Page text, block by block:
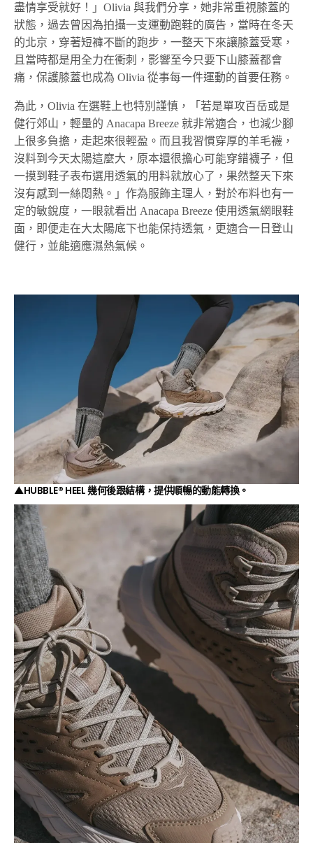
盡情享受就好！」Olivia 與我們分享，她非常重視膝蓋的
狀態，過去曾因為拍攝一支運動跑鞋的廣告，當時在冬天
的北京，穿著短褲不斷的跑步，一整天下來讓膝蓋受寒，
且當時都是用全力在衝刺，影響至今只要下山膝蓋都會
痛，保護膝蓋也成為 Olivia 從事每一件運動的首要任務。
為此，Olivia 在選鞋上也特別謹慎，「若是單攻百岳或是
健行郊山，輕量的 Anacapa Breeze 就非常適合，也減少腳
上很多負擔，走起來很輕盈。而且我習慣穿厚的羊毛襪，
沒料到今天太陽這麼大，原本還很擔心可能穿錯襪子，但
一摸到鞋子表布選用透氣的用料就放心了，果然整天下來
沒有感到一絲悶熱。」作為服飾主理人，對於布料也有一
定的敏銳度，一眼就看出 Anacapa Breeze 使用透氣網眼鞋
面，即便走在大太陽底下也能保持透氣，更適合一日登山
健行，並能適應濕熱氣候。
▲HUBBLE® HEEL 幾何後跟結構，提供順暢的動能轉換。